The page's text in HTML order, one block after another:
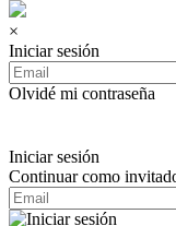
×
Iniciar sesión
Olvidé mi contraseña
Iniciar sesión
Continuar como